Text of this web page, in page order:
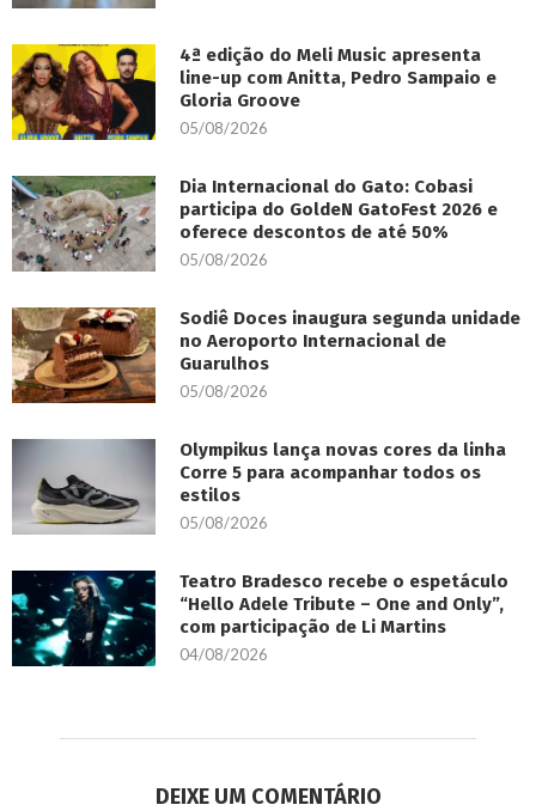
4ª edição do Meli Music apresenta
line-up com Anitta, Pedro Sampaio e
Gloria Groove
05/08/2026
Dia Internacional do Gato: Cobasi
participa do GoldeN GatoFest 2026 e
oferece descontos de até 50%
05/08/2026
Sodiê Doces inaugura segunda unidade
no Aeroporto Internacional de
Guarulhos
05/08/2026
Olympikus lança novas cores da linha
Corre 5 para acompanhar todos os
estilos
05/08/2026
Teatro Bradesco recebe o espetáculo
“Hello Adele Tribute – One and Only”,
com participação de Li Martins
04/08/2026
DEIXE UM COMENTÁRIO